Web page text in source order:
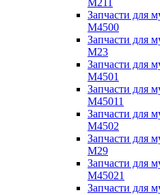
M211
Запчасти для
M4500
Запчасти для
M23
Запчасти для
M4501
Запчасти для
M45011
Запчасти для
M4502
Запчасти для
M29
Запчасти для
M45021
Запчасти для